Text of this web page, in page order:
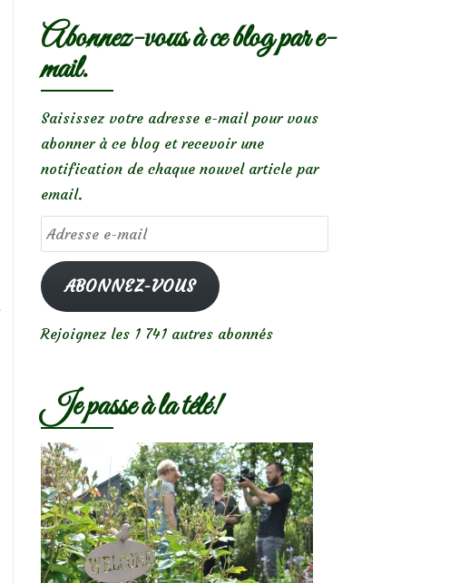
Abonnez-vous à ce blog par e-
mail.
Saisissez votre adresse e-mail pour vous
abonner à ce blog et recevoir une
notification de chaque nouvel article par
email.
Adresse
e-
mailABONNEZ-VOUS
Rejoignez les 1 741 autres abonnés
Je passe à la télé!